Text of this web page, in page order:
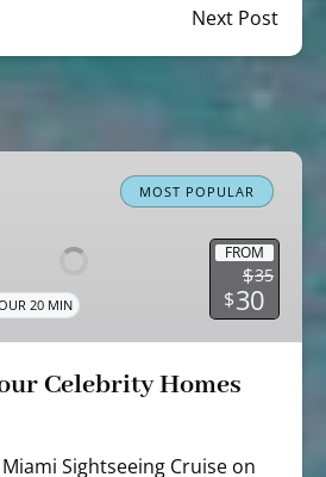
Next Post
MOST POPULAR
FROM
$35
$30
20 MIN
Celebrity Homes
Sightseeing Cruise on